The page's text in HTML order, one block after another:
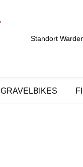
Standort
GRAVELBIKES